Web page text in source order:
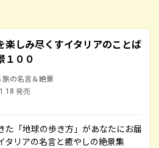
楽しみ尽くすイタリアのことば
１００
旅の名言＆絶景
発売
た「地球の歩き方」があなたにお届
タリアの名言と癒やしの絶景集